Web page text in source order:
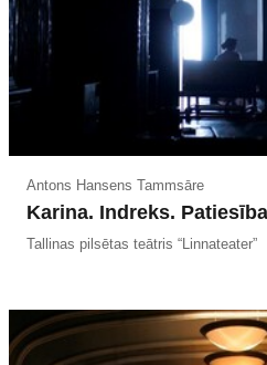
Antons Hansens Tammsāre
Karina. Indreks.
Tallinas pilsētas teātris “Linnateater”